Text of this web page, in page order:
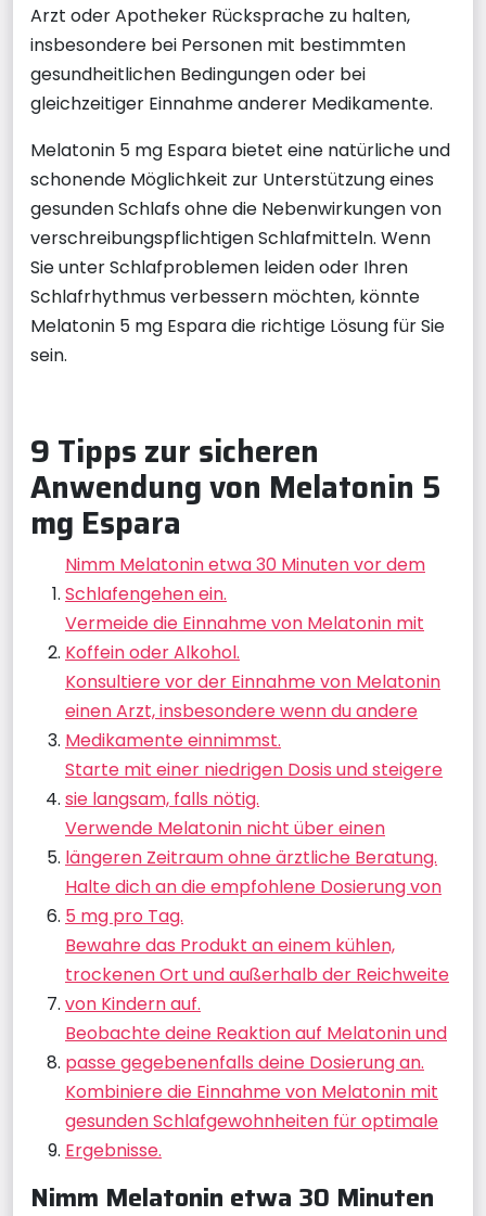
Arzt oder Apotheker Rücksprache zu halten,
insbesondere bei Personen mit bestimmten
gesundheitlichen Bedingungen oder bei
gleichzeitiger Einnahme anderer Medikamente.
Melatonin 5 mg Espara bietet eine natürliche und
schonende Möglichkeit zur Unterstützung eines
gesunden Schlafs ohne die Nebenwirkungen von
verschreibungspflichtigen Schlafmitteln. Wenn
Sie unter Schlafproblemen leiden oder Ihren
Schlafrhythmus verbessern möchten, könnte
Melatonin 5 mg Espara die richtige Lösung für Sie
sein.
9 Tipps zur sicheren
Anwendung von Melatonin 5
mg Espara
Nimm Melatonin etwa 30 Minuten vor dem
Schlafengehen ein.
Vermeide die Einnahme von Melatonin mit
Koffein oder Alkohol.
Konsultiere vor der Einnahme von Melatonin
einen Arzt, insbesondere wenn du andere
Medikamente einnimmst.
Starte mit einer niedrigen Dosis und steigere
sie langsam, falls nötig.
Verwende Melatonin nicht über einen
längeren Zeitraum ohne ärztliche Beratung.
Halte dich an die empfohlene Dosierung von
5 mg pro Tag.
Bewahre das Produkt an einem kühlen,
trockenen Ort und außerhalb der Reichweite
von Kindern auf.
Beobachte deine Reaktion auf Melatonin und
passe gegebenenfalls deine Dosierung an.
Kombiniere die Einnahme von Melatonin mit
gesunden Schlafgewohnheiten für optimale
Ergebnisse.
Nimm Melatonin etwa 30 Minuten